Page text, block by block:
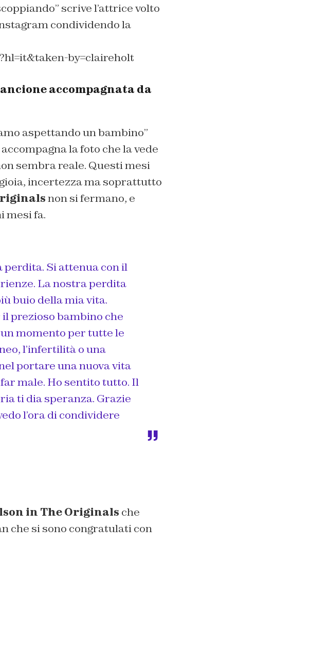
” scrive l’attrice volto
condividendo la
by=claireholt
accompagnata da
aspettando un bambino”
la foto che la vede
sembra reale. Questi mesi
incertezza ma soprattutto
non si fermano, e
mesi fa.
Si attenua con il
La nostra perdita
buio della mia vita.
prezioso bambino che
momento per tutte le
l’infertilità o una
portare una nuova vita
male. Ho sentito tutto. Il
ti dia speranza. Grazie
l’ora di condividere
in The Originals che
che si sono congratulati con